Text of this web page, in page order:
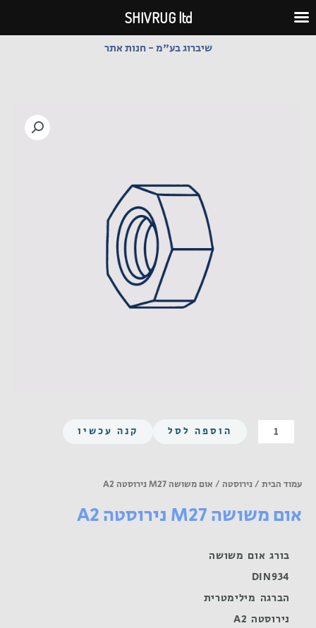
לתוכן
שיברוג בע"מ - חנות אתר
כמות
של
נירוסטה
הוספה לסל קנה עכשיו
עמוד הבית /נירוסטה / אום משושה M27 נירוסטה A2
אום משושה M27 נירוסטה A2
בורג אום משושה
DIN934
הברגה מילימטרית
נירוסטה A2
SHIVRUG ltd